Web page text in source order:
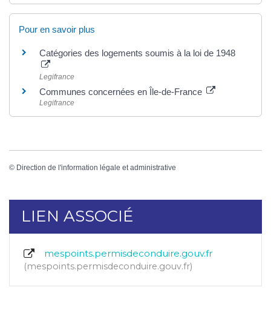
Pour en savoir plus
Catégories des logements soumis à la loi de 1948
Legifrance
Communes concernées en Île-de-France
Legifrance
© Direction de l'information légale et administrative
LIEN ASSOCIÉ
mespoints.permisdeconduire.gouv.fr
mespoints.permisdeconduire.gouv.fr